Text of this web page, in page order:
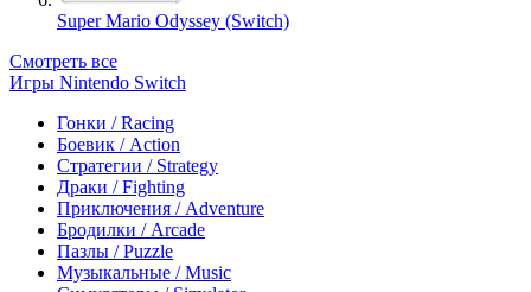
Super Mario Odyssey (Switch)
Смотреть все
Игры Nintendo Switch
Гонки / Racing
Боевик / Action
Стратегии / Strategy
Драки / Fighting
Приключения / Adventure
Бродилки / Arcade
Пазлы / Puzzle
Музыкальные / Music